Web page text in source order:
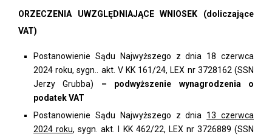
ORZECZENIA UWZGLĘDNIAJĄCE WNIOSEK (doliczające
VAT)
Postanowienie Sądu Najwyższego z dnia 18 czerwca
2024 roku, sygn.. akt. V KK 161/24, LEX nr 3728162 (SSN
Jerzy Grubba) – podwyższenie wynagrodzenia o
podatek VAT
Postanowienie Sądu Najwyższego z dnia 13 czerwca
2024 roku, sygn. akt. I KK 462/22, LEX nr 3726889 (SSN